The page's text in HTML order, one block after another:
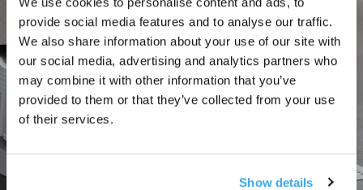
provide social media features and to analyse our traffic.
We also share information about your use of our site with
our social media, advertising and analytics partners who
may combine it with other information that you’ve
provided to them or that they’ve collected from your use
of their services.
Show details